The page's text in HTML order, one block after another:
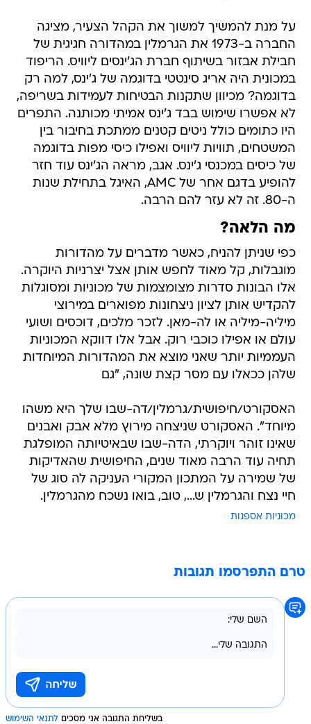
על מנת להמשיך למשוך את הקהל הצעיר, מציגה
החברה ב-1973 את הגרמלין במהדורה חגיגית של
חבילת אבזור בשיתוף חברת הג'ינסים ליוויס. הריפוד
במכונית היה אריג סינטטי בדוגמה של ג'ינס, למה רק
בדוגמה? מכיוון שתקנות הבטיחות לעמידות בשריפה,
לא אפשרו שימוש בבד ג'ינס אמיתי מכותנה. התפרים
היו כתומים כולל ניטים קטנים ממתכת בחיבור בין
המשטחים, תוויות ליוויס ואפילו כיסי מפות בדוגמה
של כיסים במכנסי ג'ינס. אגב, מראה הג'ינס עוד חזר
להופיע בדגם אחר של AMC, האיגל בתחילת שנות
ה-80. זה לא עזר להם הרבה.
מה הלאה?
כפי שניתן להניח, כאשר מדברים על מהדורות
מוגבלות, קל מאוד לחפש אותן אצל יצרניות היוקרה.
אלו הבונות סדרות מצומצמות של מכוניות ומסוגלות
להקדיש אותן לציון ניצחונות מפוארים במירוצי
מיליה-מיליה או לה-מאן. לזכר מלכים, דוכסים ושועי
עולם או אפילו כוכבי רוק. אבל אלו דווקא המכוניות
העממיות יותר שאני מוצא את המהדורות המיוחדות
שלהן ככאלו עם מסר קצת שונה, "גם
האסקורט/חיפושית/גרמלין/דה-שבו שלך היא משהו
מיוחד". האסקורט שניצחה מירוץ מלא אבק ואבנים
שאינו זוהר ויוקרתי, הדה-שבו שבאיטיותה המופלגת
תחיה עוד הרבה מאוד שנים, החיפושית שהאדיקות
של שמירה על המתכון המקורי העניקה לה סוג של
חיי נצח והגרמלין ש..., טוב, בואו נשכח מהגרמלין.
מכוניות אספנות
טרם התפרסמו תגובות
בשליחת התגובה אני מסכים לתנאי השימוש